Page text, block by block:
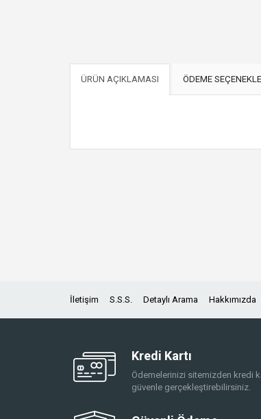
ÜRÜN AÇIKLAMASI ÖDEME
İletişim S.S.S. Detaylı Arama Hakkımızda
Kredi Kartı
Ödemelerinizi sitemizden kredi
güvenle gerçekleştirebilirsiniz.